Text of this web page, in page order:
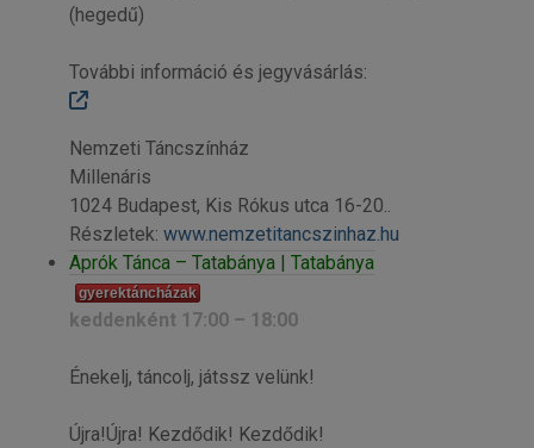
(hegedű)
További információ és jegyvásárlás:
Nemzeti Táncszínház
Millenáris
1024 Budapest, Kis Rókus utca 16-20..
Részletek: www.nemzetitancszinhaz.hu
Aprók Tánca – Tatabánya | Tatabánya
gyerektáncházak
keddenként 17:00 – 18:00
Énekelj, táncolj, játssz velünk!
Újra!Újra! Kezdődik! Kezdődik!